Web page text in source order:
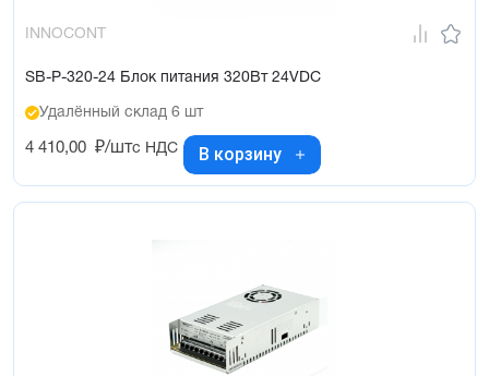
INNOCONT
SB-P-320-24 Блок питания 320Вт 24VDC
Удалённый склад 6 шт
4 410,00 ₽/штс НДС В корзину